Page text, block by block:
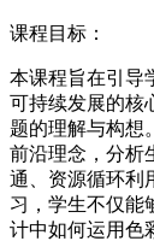
课程目标：
本课程旨在引导
可持续发展的核
题的理解与构想
前沿理念，分析
通、资源循环利
习，学生不仅能
计中如何运用色